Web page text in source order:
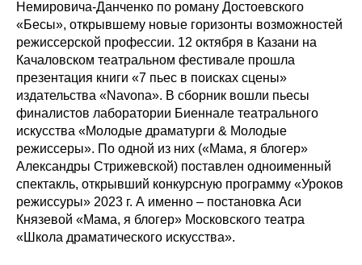
Немировича-Данченко по роману Достоевского
«Бесы», открывшему новые горизонты возможностей
режиссерской профессии. 12 октября в Казани на
Качаловском театральном фестивале прошла
презентация книги «7 пьес в поисках сцены»
издательства «Navona». В сборник вошли пьесы
финалистов лаборатории Биеннале театрального
искусства «Молодые драматурги & Молодые
режиссеры». По одной из них («Мама, я блогер»
Александры Стрижевской) поставлен одноименный
спектакль, открывший конкурсную программу «Уроков
режиссуры» 2023 г. А именно – постановка Аси
Князевой «Мама, я блогер» Московского театра
«Школа драматического искусства».